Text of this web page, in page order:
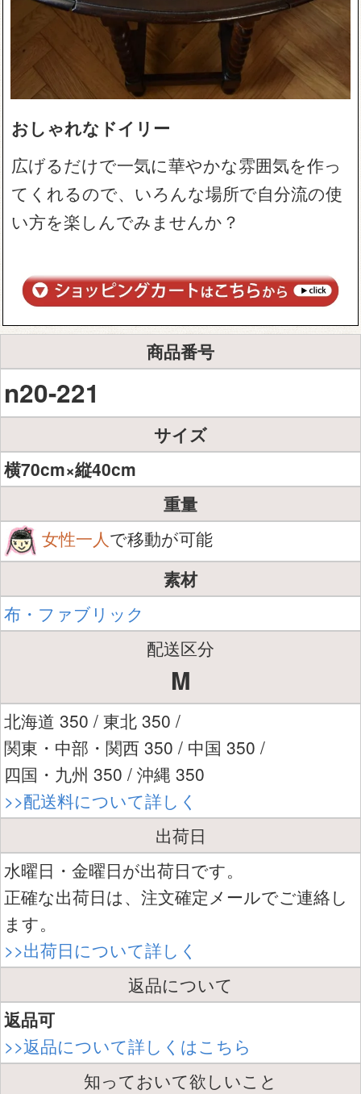
おしゃれなドイリー
広げるだけで一気に華やかな雰囲気を作っ
てくれるので、いろんな場所で自分流の使
い方を楽しんでみませんか？
商品番号
n20-221
サイズ
横70cm×縦40cm
重量
女性一人で移動が可能
素材
布・ファブリック
配送区分
M
北海道 350 / 東北 350 /
関東・中部・関西 350 / 中国 350 /
四国・九州 350 / 沖縄 350
>>配送料について詳しく
出荷日
水曜日・金曜日が出荷日です。
正確な出荷日は、注文確定メールでご連絡し
ます。
>>出荷日について詳しく
返品について
返品可
>>返品について詳しくはこちら
知っておいて欲しいこと